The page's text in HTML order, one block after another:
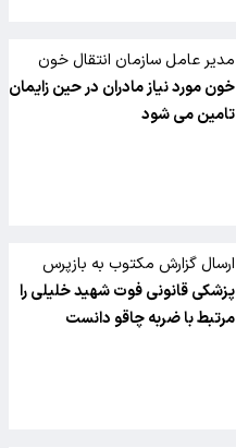
مدیر عامل سازمان انتقال خون
ایران:
خون مورد نیاز مادران در حین زایمان
تامین می شود
ارسال گزارش مکتوب به بازپرس
پرونده
پزشکی قانونی فوت شهید خلیلی را
مرتبط با ضربه چاقو دانست